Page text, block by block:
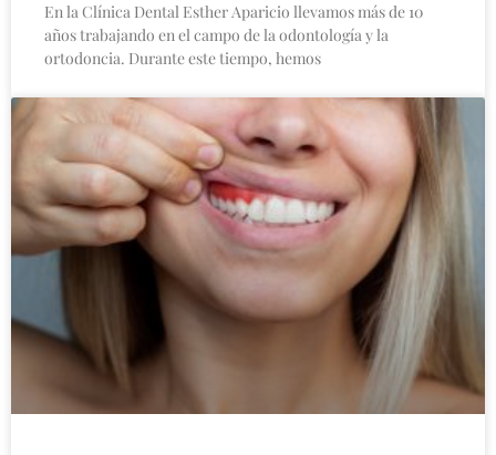
En la Clínica Dental Esther Aparicio llevamos más de 10
años trabajando en el campo de la odontología y la
ortodoncia. Durante este tiempo, hemos